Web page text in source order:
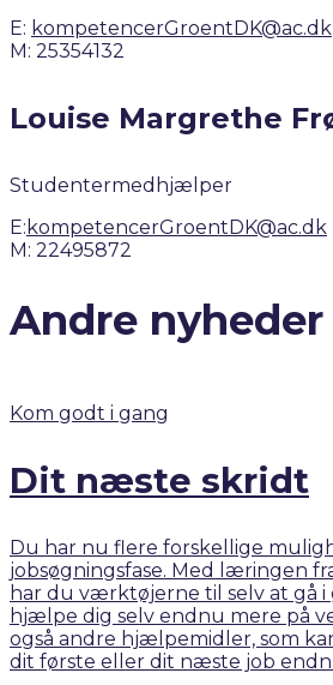
E: kompetencerGroentDK@ac.dk
M: 25354132
Louise Margrethe
Studentermedhjælper
E: kompetencerGroentDK@ac.dk
M: 22495872
Andre nyheder
Kom godt i gang
Dit næste skridt
Du har nu flere forskellige
jobsøgningsfase. Med læringen
har du værktøjerne til selv at gå i
hjælpe dig selv endnu mere på
også andre hjælpemidler, som
dit første eller dit næste job